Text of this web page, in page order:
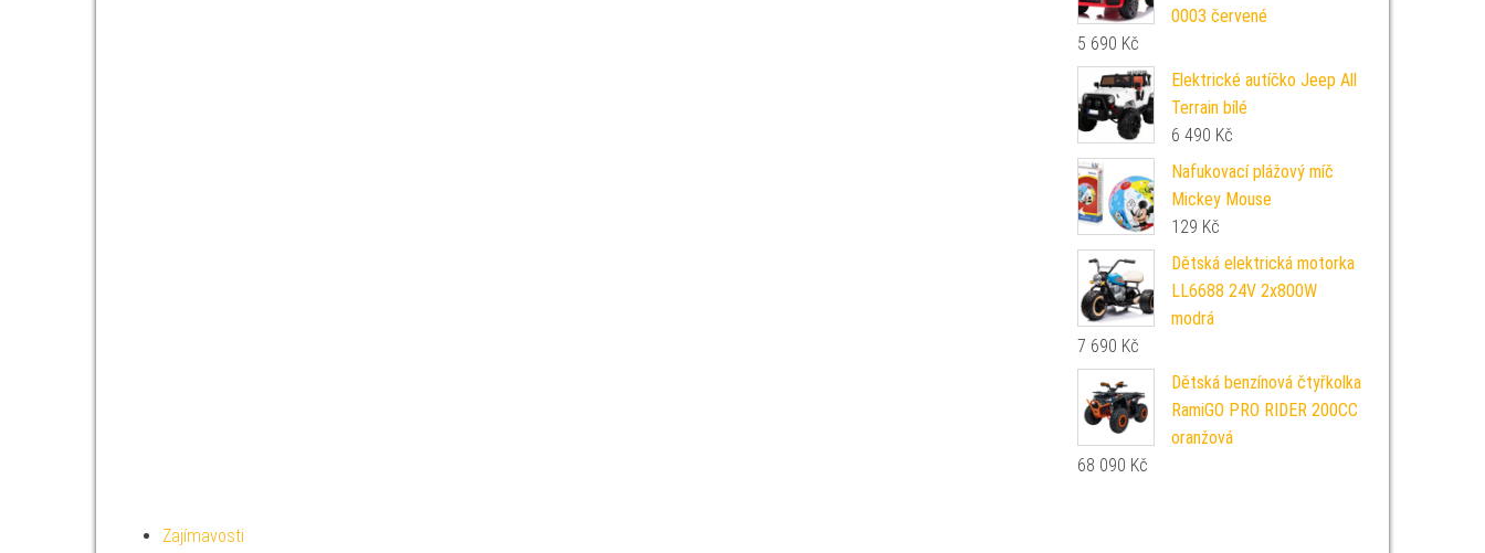
0003 červené
5 690 Kč
Elektrické autíčko Jeep All
Terrain bílé
6 490 Kč
Nafukovací plážový míč
Mickey Mouse
129 Kč
Dětská elektrická motorka
LL6688 24V 2x800W
modrá
7 690 Kč
Dětská benzínová čtyřkolka
RamiGO PRO RIDER 200CC
oranžová
68 090 Kč
Zajímavosti